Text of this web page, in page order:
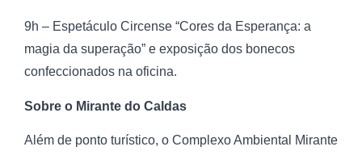
9h – Espetáculo Circense “Cores da Esperança: a
magia da superação” e exposição dos bonecos
confeccionados na oficina.
Sobre o Mirante do Caldas
Além de ponto turístico, o Complexo Ambiental Mirante